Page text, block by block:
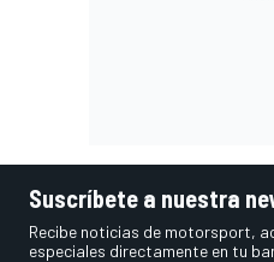
Suscríbete a nuestra
Recibe noticias de motorsport,
especiales directamente en tu